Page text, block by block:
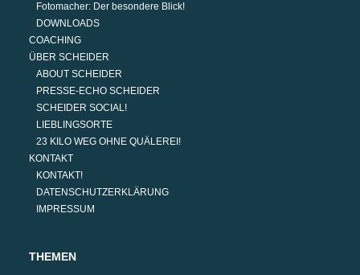
Fotomacher: Der besondere Blick!
DOWNLOADS
COACHING
ÜBER SCHEIDER
ABOUT SCHEIDER
PRESSE-ECHO SCHEIDER
SCHEIDER SOCIAL!
LIEBLINGSORTE
23 KILO WEG OHNE QUÄLEREI!
KONTAKT
KONTAKT!
DATENSCHUTZERKLÄRUNG
IMPRESSUM
THEMEN